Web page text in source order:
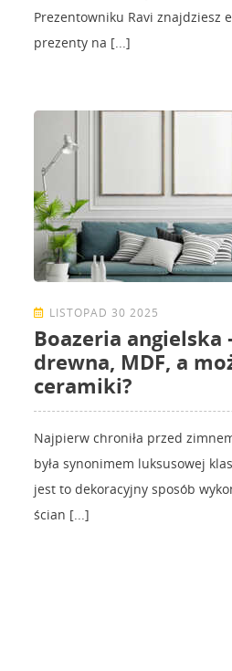
Prezentowniku Ravi znajdziesz
prezenty na [...]
LISTOPAD 30 2025
Boazeria angielska
drewna, MDF, a
ceramiki?
Najpierw chroniła przed
była synonimem luksusowej
jest to dekoracyjny sposób
ścian [...]